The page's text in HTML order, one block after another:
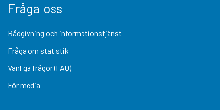
Fråga oss
Rådgivning och informationstjänst
Fråga om statistik
Vanliga frågor (FAQ)
För media